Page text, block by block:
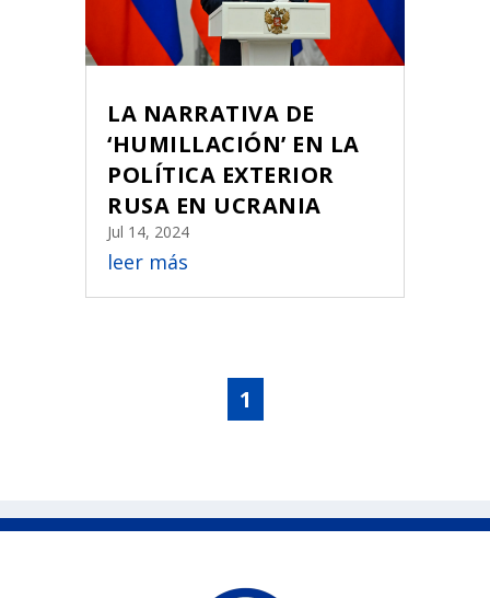
LA NARRATIVA DE
‘HUMILLACIÓN’ EN LA
POLÍTICA EXTERIOR
RUSA EN UCRANIA
Jul 14, 2024
leer más
1